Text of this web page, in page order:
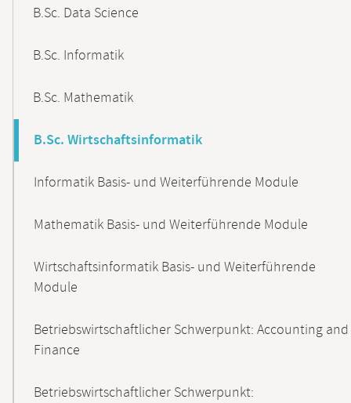
B.Sc. Data Science
B.Sc. Informatik
B.Sc. Mathematik
B.Sc. Wirtschaftsinformatik
Informatik Basis- und Weiterführende Module
Mathematik Basis- und Weiterführende Module
Wirtschaftsinformatik Basis- und Weiterführende
Module
Betriebswirtschaftlicher Schwerpunkt: Accounting and
Finance
Betriebswirtschaftlicher Schwerpunkt: